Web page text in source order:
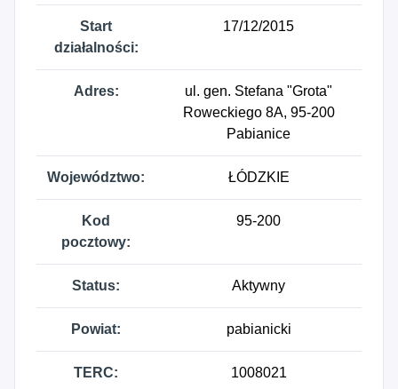
Start
działalności:
17/12/2015
Adres:
ul. gen. Stefana "Grota"
Roweckiego 8A, 95-200
Pabianice
Województwo: ŁÓDZKIE
Kod
pocztowy:
95-200
Status: Aktywny
Powiat: pabianicki
TERC: 1008021